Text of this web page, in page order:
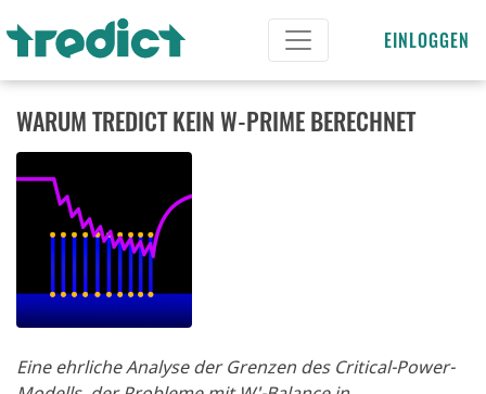
EINLOGGEN
WARUM TREDICT KEIN W-PRIME BERECHNET
Eine ehrliche Analyse der Grenzen des Critical-Power-